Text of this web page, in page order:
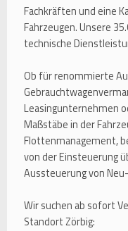
Fachkräften und eine
Fahrzeugen. Unsere
technische
Ob für renommierte
Leasingunternehmen
Maßstäbe in der
Flottenmanagement,
von der Einsteuerung
Aussteuerung von
Wir suchen ab sofort
Standort Zörbig: